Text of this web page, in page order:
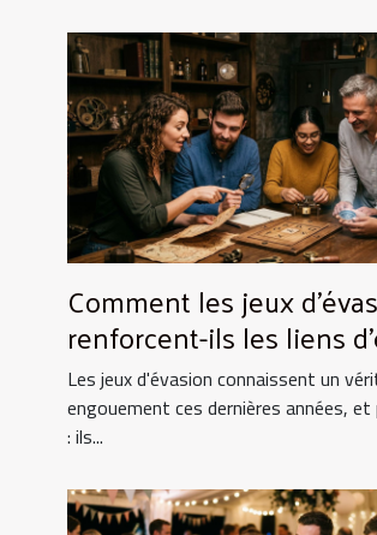
Comment les jeux
renforcent-ils les liens
?
Les jeux d'évasion connaissent un
engouement ces dernières années, et
: ils...